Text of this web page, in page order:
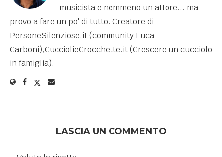
musicista e nemmeno un attore... ma
provo a fare un po' di tutto. Creatore di
PersoneSilenziose.it (community Luca
Carboni),CucciolieCrocchette.it (Crescere un cucciolo
in famiglia).
LASCIA UN COMMENTO